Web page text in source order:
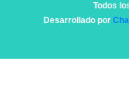
Todos
Desarrollado por